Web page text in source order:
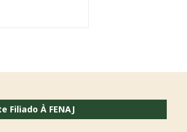
Filiado À FENAJ